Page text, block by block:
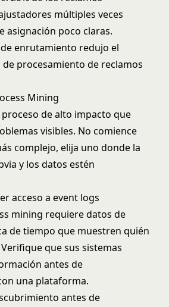
múltiples veces
asignación poco claras.
enrutamiento redujo el
procesamiento de reclamos
Mining
de alto impacto que
visibles. No comience
complejo, elija uno donde la
y los datos estén
acceso a event logs
mining requiere datos de
de tiempo que muestren quién
que sus sistemas
antes de
una plataforma.
antes de